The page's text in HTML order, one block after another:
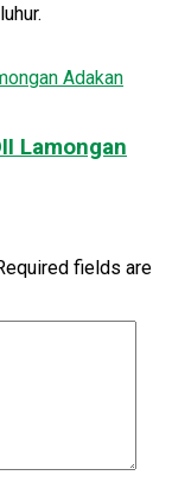
Lamongan
fields are